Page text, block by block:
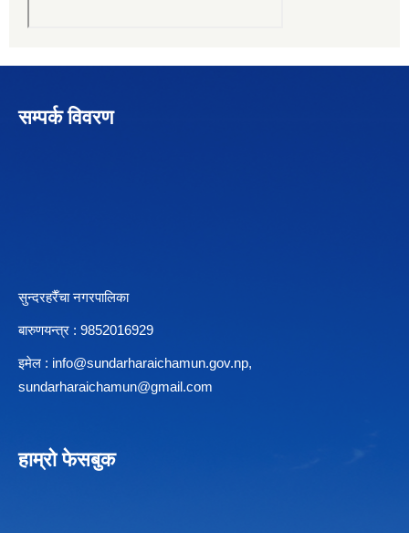
सम्पर्क विवरण
सुन्दरहरैँचा नगरपालिका
बारुणयन्त्र : 9852016929
इमेल : info@sundarharaichamun.gov.np,
sundarharaichamun@gmail.com
हाम्रो फेसबुक